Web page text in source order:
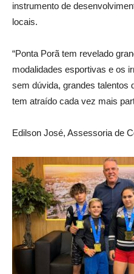
instrumento de
locais.
“Ponta Porã tem revelado
modalidades esportivas e os
sem dúvida, grandes talentos
tem atraído cada vez mais
Edilson José, Assessoria de